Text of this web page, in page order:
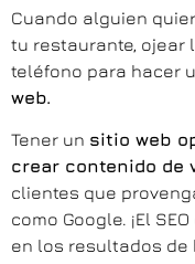
Cuando alguien
tu restaurante, ojear
teléfono para hacer
web.
Tener un sitio web
crear contenido de
clientes que
como Google. ¡El
en los resultados de